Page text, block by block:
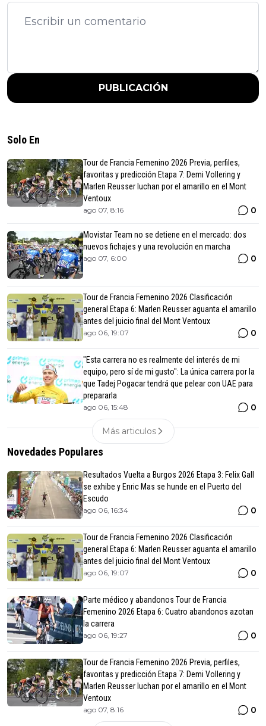
PUBLICACIÓN
Solo En
Tour de Francia Femenino 2026 Previa, perfiles,
favoritas y predicción Etapa 7: Demi Vollering y
Marlen Reusser luchan por el amarillo en el Mont
Ventoux
ago 07, 8:16 0
Movistar Team no se detiene en el mercado: dos
nuevos fichajes y una revolución en marcha
ago 07, 6:00 0
Tour de Francia Femenino 2026 Clasificación
general Etapa 6: Marlen Reusser aguanta el amarillo
antes del juicio final del Mont Ventoux
ago 06, 19:07 0
"Esta carrera no es realmente del interés de mi
equipo, pero sí de mi gusto": La única carrera por la
que Tadej Pogacar tendrá que pelear con UAE para
prepararla
ago 06, 15:48 0
Más articulos
Novedades Populares
Resultados Vuelta a Burgos 2026 Etapa 3: Felix Gall
se exhibe y Enric Mas se hunde en el Puerto del
Escudo
ago 06, 16:34 0
Tour de Francia Femenino 2026 Clasificación
general Etapa 6: Marlen Reusser aguanta el amarillo
antes del juicio final del Mont Ventoux
ago 06, 19:07 0
Parte médico y abandonos Tour de Francia
Femenino 2026 Etapa 6: Cuatro abandonos azotan
la carrera
ago 06, 19:27 0
Tour de Francia Femenino 2026 Previa, perfiles,
favoritas y predicción Etapa 7: Demi Vollering y
Marlen Reusser luchan por el amarillo en el Mont
Ventoux
ago 07, 8:16 0